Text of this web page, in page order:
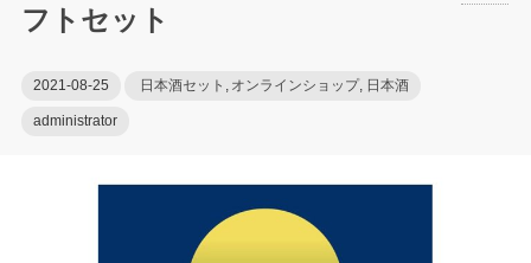
フトセット
2021-08-25 日本酒セット オンラインショップ, 日本酒
administrator